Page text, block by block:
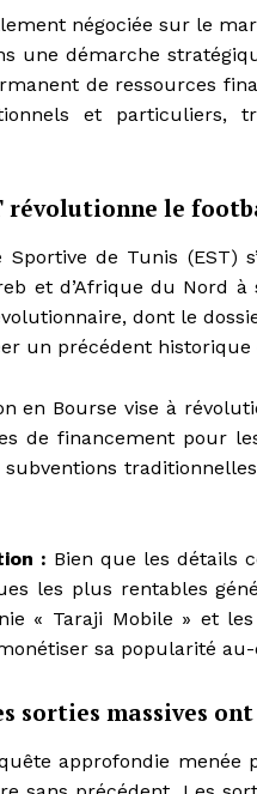
négociée sur le
une démarche
de ressources
et particuliers,
révolutionne le
Sportive de Tunis (EST)
et d’Afrique du Nord à
dont le
un précédent
en Bourse vise à
de financement pour
: Bien que les détails
les plus rentables
« Taraji Mobile » et
sa popularité
sorties massives
approfondie menée